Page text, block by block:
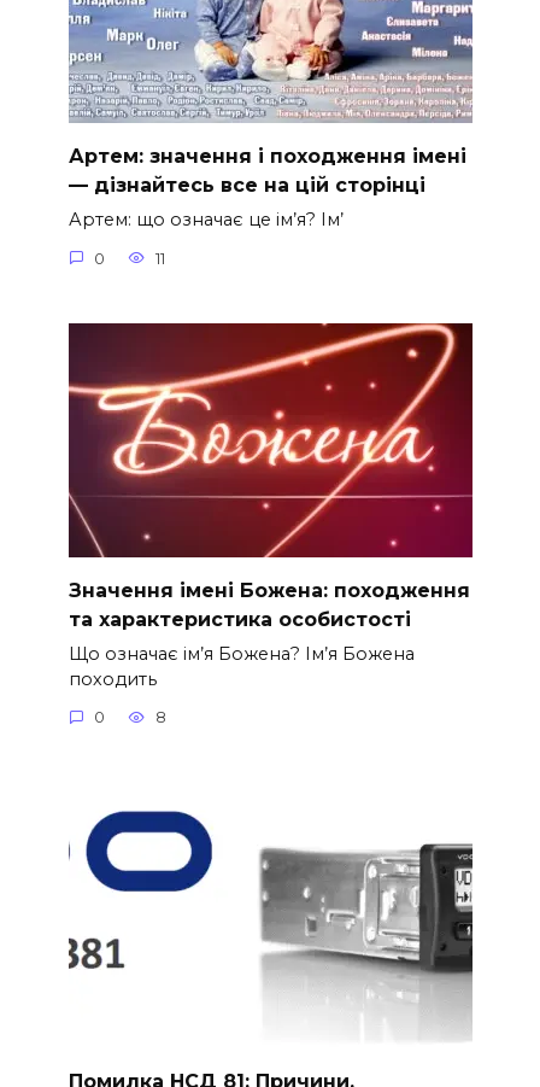
Артем: значення і походження імені
— дізнайтесь все на цій сторінці
Артем: що означає це ім’я? Ім’
0 11
Значення імені Божена: походження
та характеристика особистості
Що означає ім’я Божена? Ім’я Божена
походить
0 8
Помилка НСД 81: Причини,